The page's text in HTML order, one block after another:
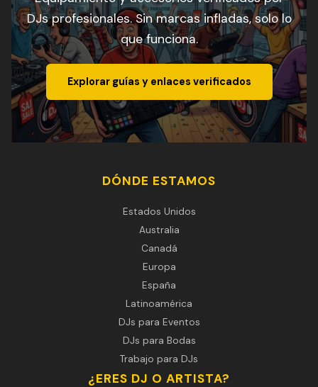
DJs profesionales. Sin marcas infladas, solo lo
que funciona.
Explorar guías y enlaces verificados
DÓNDE ESTAMOS
Estados Unidos
Australia
Canadá
Europa
España
Latinoamérica
DJs para Eventos
DJs para Bodas
Trabajo para DJs
¿ERES DJ O ARTISTA?